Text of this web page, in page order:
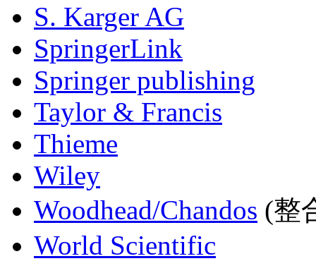
S. Karger AG
SpringerLink
Springer publishing
Taylor & Francis
Thieme
Wiley
Woodhead/Chandos (整
World Scientific